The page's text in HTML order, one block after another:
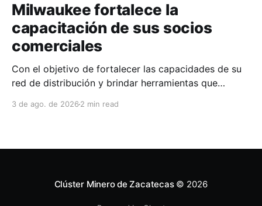
Milwaukee fortalece la
capacitación de sus socios
comerciales
Con el objetivo de fortalecer las capacidades de su
red de distribución y brindar herramientas que
técnico, Milwaukee llevó a cabo una capacitación
3 de ago. de 2026 2 min read
Clúster Minero de Zacatecas© 2026